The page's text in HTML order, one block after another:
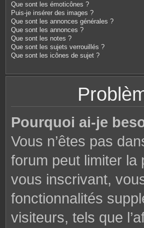
Que sont les émoticônes ?
Puis-je insérer des images ?
Que sont les annonces générales ?
Que sont les annonces ?
Que sont les notes ?
Que sont les sujets verrouillés ?
Que sont les icônes de sujet ?
Pourquoi ai-je
Vous n’êtes pas
forum peut limiter la
vous inscrivant,
fonctionnalités
visiteurs, tels que